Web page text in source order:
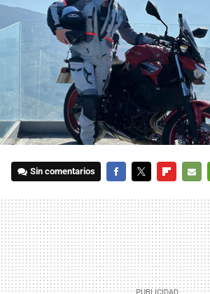
Sin comentarios
MAIL